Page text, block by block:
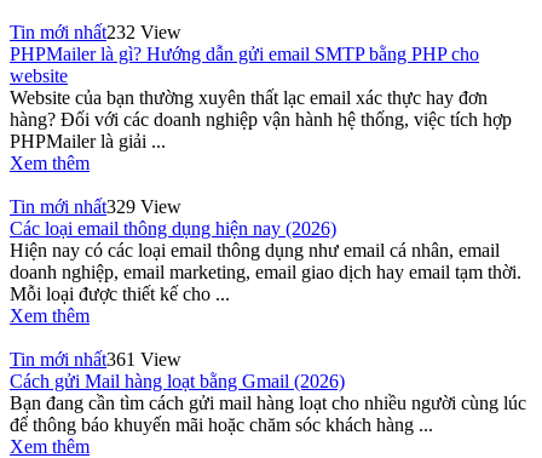
Tin mới nhất232 View
PHPMailer là gì? Hướng dẫn gửi email SMTP bằng PHP cho
website
Website của bạn thường xuyên thất lạc email xác thực hay đơn
hàng? Đối với các doanh nghiệp vận hành hệ thống, việc tích hợp
PHPMailer là giải ...
Xem thêm
Tin mới nhất329 View
Các loại email thông dụng hiện nay (2026)
Hiện nay có các loại email thông dụng như email cá nhân, email
doanh nghiệp, email marketing, email giao dịch hay email tạm thời.
Mỗi loại được thiết kế cho ...
Xem thêm
Tin mới nhất361 View
Cách gửi Mail hàng loạt bằng Gmail (2026)
Bạn đang cần tìm cách gửi mail hàng loạt cho nhiều người cùng lúc
để thông báo khuyến mãi hoặc chăm sóc khách hàng ...
Xem thêm